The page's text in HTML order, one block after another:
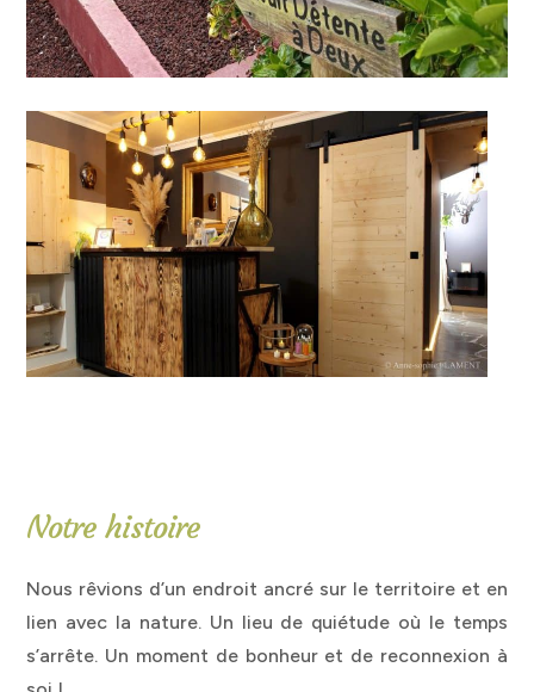
Notre histoire
Nous rêvions d’un endroit ancré sur le territoire et en
lien avec la nature. Un lieu de quiétude où le temps
s’arrête. Un moment de bonheur et de reconnexion à